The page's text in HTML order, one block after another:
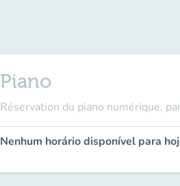
Piano
Réservation du piano numérique,
Nenhum horário disponível para